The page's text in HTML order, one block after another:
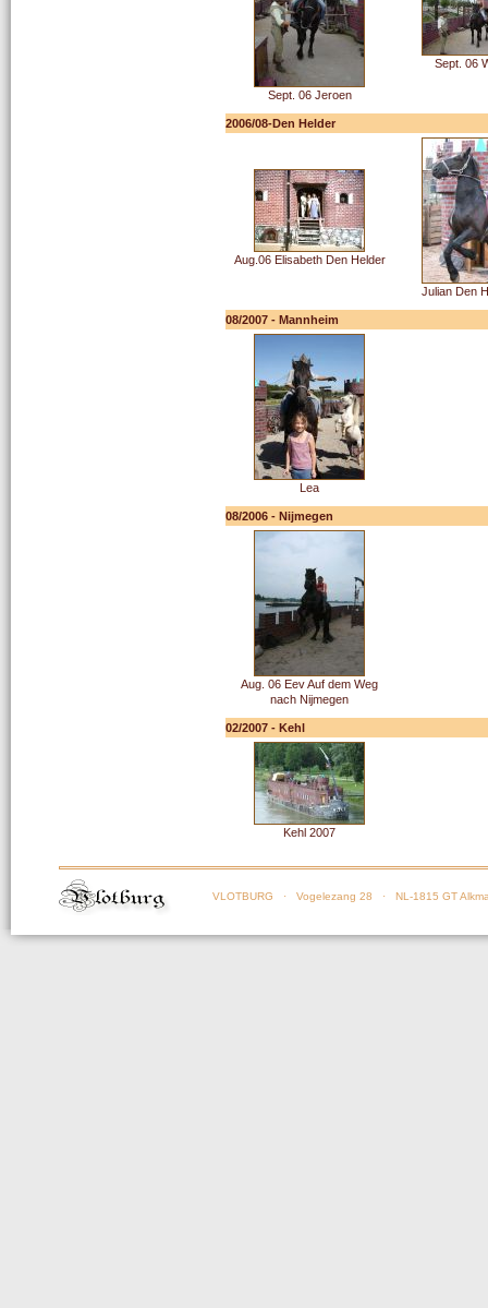
Sept. 06 Jeroen
Sept. 06
2006/08-Den Helder
Aug.06 Elisabeth Den Helder
Julian Den
08/2007 - Mannheim
Lea
08/2006 - Nijmegen
Aug. 06 Eev Auf dem Weg
nach Nijmegen
02/2007 - Kehl
Kehl 2007
VLOTBURG · Vogelezang 28 · NL-1815 GT